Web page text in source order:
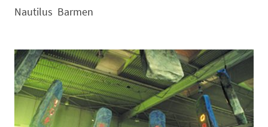
Nautilus Barmen